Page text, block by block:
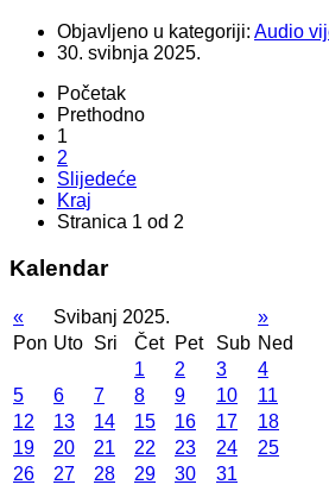
Objavljeno u kategoriji: Audio
30. svibnja 2025.
Početak
Prethodno
1
2
Slijedeće
Kraj
Stranica 1 od 2
Kalendar
« Svibanj 2025.
»
Pon Uto Sri Čet Pet Sub Ned
1
2 3
4
5
6 7 8 9 10
11
12
13 14 15 16 17
18
19
20 21 22 23 24
25
26
27 28 29 30 31